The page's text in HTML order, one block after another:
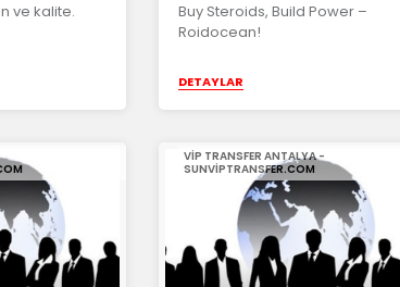
ve kalite.
Buy Steroids, Build Power –
Roidocean!
DETAYLAR
VIP TRANSFER ANTALYA -
SUNVIPTRANSFER.COM